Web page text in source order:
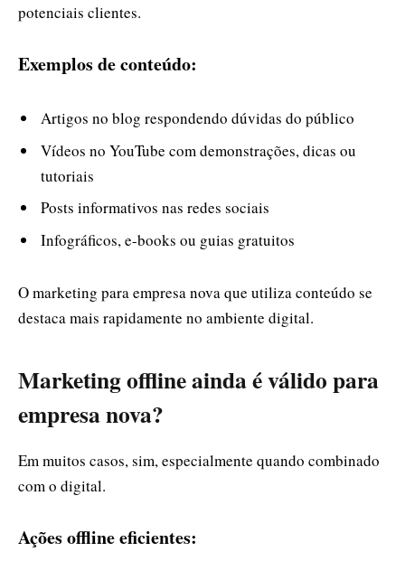
potenciais clientes.
Exemplos de conteúdo:
Artigos no blog respondendo dúvidas do público
Vídeos no YouTube com demonstrações, dicas ou
tutoriais
Posts informativos nas redes sociais
Infográficos, e-books ou guias gratuitos
O marketing para empresa nova que utiliza conteúdo se
destaca mais rapidamente no ambiente digital.
Marketing offline ainda é válido para
empresa nova?
Em muitos casos, sim, especialmente quando combinado
com o digital.
Ações offline eficientes: